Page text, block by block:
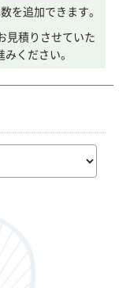
を追加できます。
見積りさせていた
ください。